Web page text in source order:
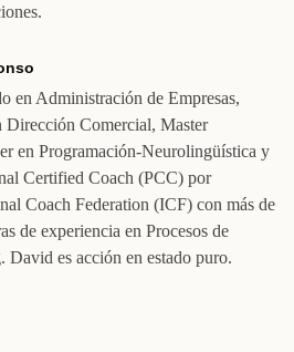
en Administración de Empresas,
Dirección Comercial, Master
en Programación-Neurolingüística y
Certified Coach (PCC) por
Coach Federation (ICF) con más de
de experiencia en Procesos de
David es acción en estado puro.